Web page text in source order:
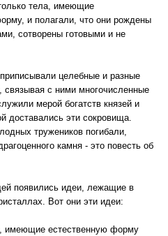
тела, имеющие
и полагали, что они рождены
сотворены готовыми и не
целебные и разные
связывая с ними многочисленные
мерой богатств князей и
доставались эти сокровища.
тружеников погибали,
камня - это повесть об
появились идеи, лежащие в
Вот они эти идеи:
имеющие естественную форму